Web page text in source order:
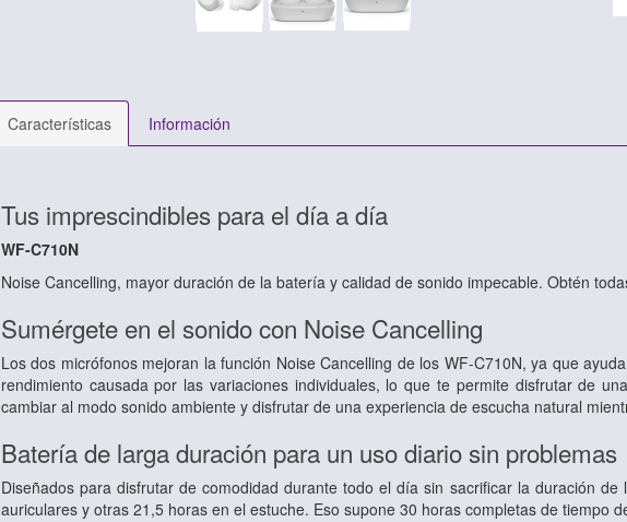
Características Información
Tus imprescindibles para el día a día
WF-C710N
Noise Cancelling, mayor duración de la batería y calidad de sonido impecable. Obtén
Sumérgete en el sonido con Noise Cancelling
Los dos micrófonos mejoran la función Noise Cancelling de los WF-C710N, ya que
rendimiento causada por las variaciones individuales, lo que te permite disfrutar de
cambiar al modo sonido ambiente y disfrutar de una experiencia de escucha natural
Batería de larga duración para un uso diario sin problemas
Diseñados para disfrutar de comodidad durante todo el día sin sacrificar la duración
auriculares y otras 21,5 horas en el estuche. Eso supone 30 horas completas de tiempo